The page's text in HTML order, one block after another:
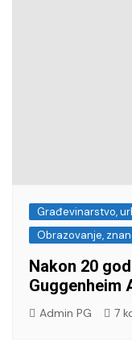
Građevinarstvo,
Obrazovanje,
Nakon 20
Guggenheim
Admin PG 7